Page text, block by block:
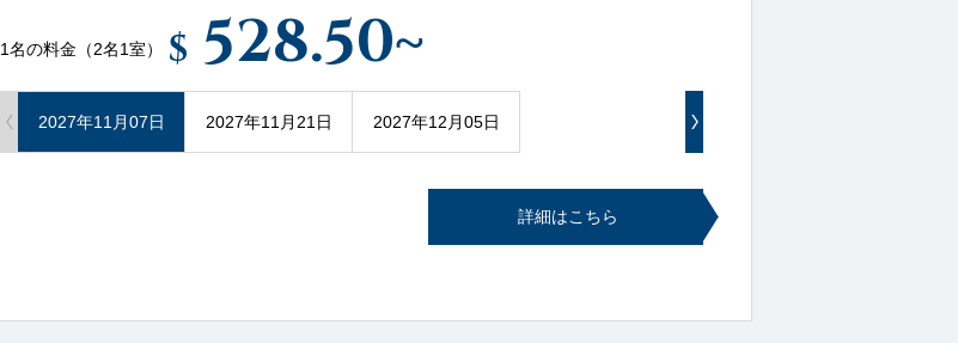
1名の料金（2名1室） $ 528.50~
2027年11月07日 2027年11月21日 2027年12月05日
詳細はこちら